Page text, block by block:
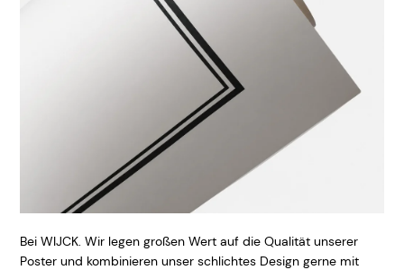
Bei WIJCK. Wir legen großen Wert auf die Qualität unserer
Poster und kombinieren unser schlichtes Design gerne mit